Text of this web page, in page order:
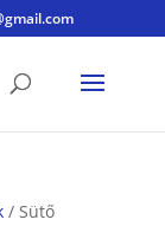
/ Sütő